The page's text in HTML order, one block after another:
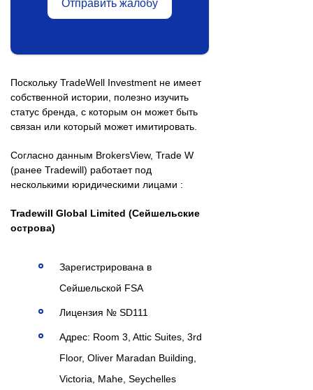
Отправить жалобу
Поскольку TradeWell Investment не имеет
собственной истории, полезно изучить
статус бренда, с которым он может быть
связан или который может имитировать.
Согласно данным BrokersView, Trade W
(ранее Tradewill) работает под
несколькими юридическими лицами :
Tradewill Global Limited (Сейшельские
острова)
Зарегистрирована в
Сейшельской FSA
Лицензия № SD111
Адрес: Room 3, Attic Suites, 3rd
Floor, Oliver Maradan Building,
Victoria, Mahe, Seychelles